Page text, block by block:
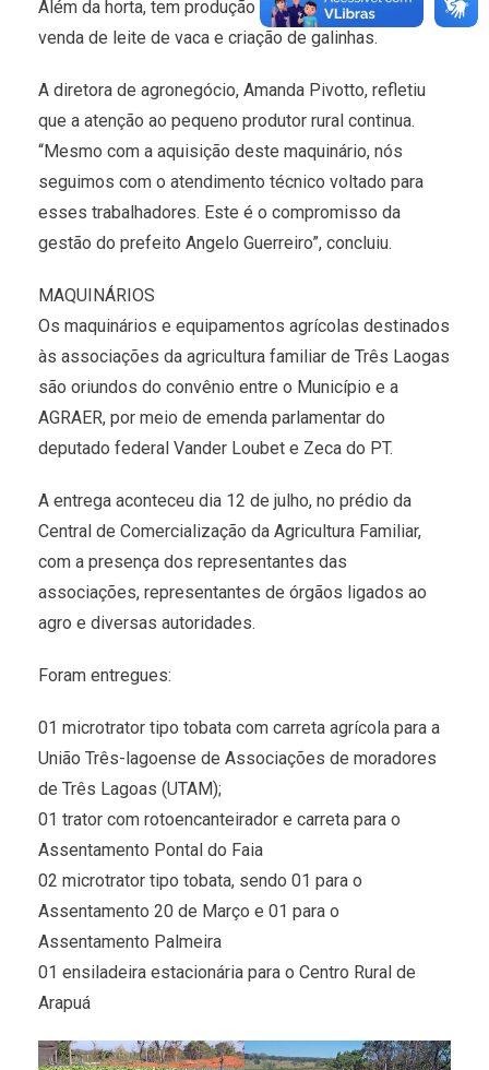
Além da horta, tem produção de maracujá, goiaba,
venda de leite de vaca e criação de galinhas.
A diretora de agronegócio, Amanda Pivotto, refletiu
que a atenção ao pequeno produtor rural continua.
“Mesmo com a aquisição deste maquinário, nós
seguimos com o atendimento técnico voltado para
esses trabalhadores. Este é o compromisso da
gestão do prefeito Angelo Guerreiro”, concluiu.
MAQUINÁRIOS
Os maquinários e equipamentos agrícolas destinados
às associações da agricultura familiar de Três Laogas
são oriundos do convênio entre o Município e a
AGRAER, por meio de emenda parlamentar do
deputado federal Vander Loubet e Zeca do PT.
A entrega aconteceu dia 12 de julho, no prédio da
Central de Comercialização da Agricultura Familiar,
com a presença dos representantes das
associações, representantes de órgãos ligados ao
agro e diversas autoridades.
Foram entregues:
01 microtrator tipo tobata com carreta agrícola para a
União Três-lagoense de Associações de moradores
de Três Lagoas (UTAM);
01 trator com rotoencanteirador e carreta para o
Assentamento Pontal do Faia
02 microtrator tipo tobata, sendo 01 para o
Assentamento 20 de Março e 01 para o
Assentamento Palmeira
01 ensiladeira estacionária para o Centro Rural de
Arapuá